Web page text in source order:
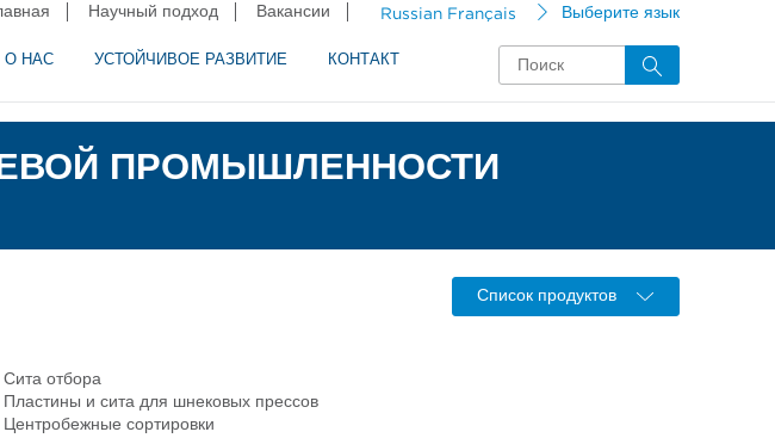
Russian Français Выберите язык
Научный подход Вакансии
О НАС УСТОЙЧИВОЕ РАЗВИТИЕ КОНТАКТ
ПРОМЫШЛЕННОСТИ
Список продуктов
Сита отбора
Пластины и сита для шнековых прессов
Центробежные сортировки